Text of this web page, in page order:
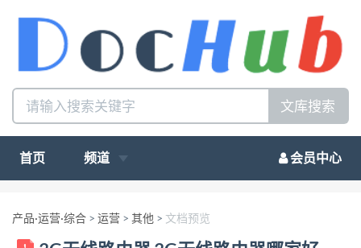
文库搜索
首页 频道 会员中心
产品·运营·综合 > 运营 > 其他 > 文档预览